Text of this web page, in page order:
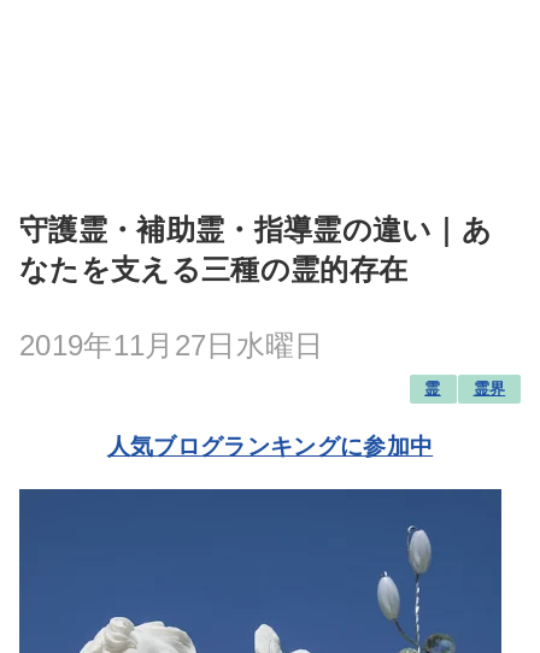
守護霊・補助霊・指導霊の違い｜あ
なたを支える三種の霊的存在
2019年11月27日水曜日
霊 霊界
人気ブログランキングに参加中